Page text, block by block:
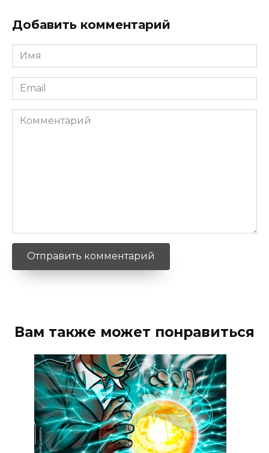
Добавить комментарий
Имя
*
Email
*
Комментарий
Вам также может понравиться